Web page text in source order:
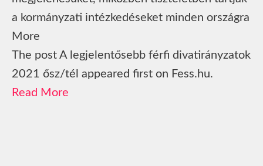
a kormányzati intézkedéseket minden országra
More
The post A legjelentősebb férfi divatirányzatok
2021 ősz/tél appeared first on Fess.hu.
Read More